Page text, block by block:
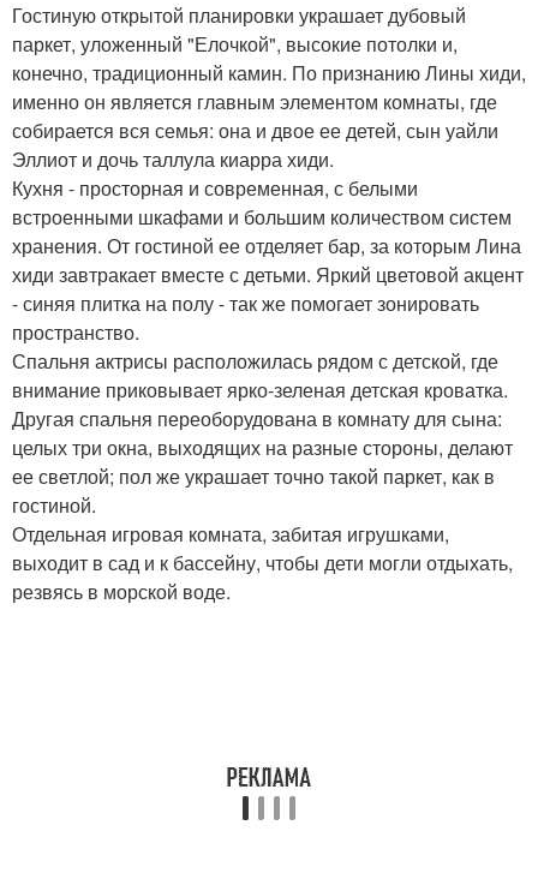
Гостиную открытой планировки украшает дубовый
паркет, уложенный "Елочкой", высокие потолки и,
конечно, традиционный камин. По признанию Лины хиди,
именно он является главным элементом комнаты, где
собирается вся семья: она и двое ее детей, сын уайли
Эллиот и дочь таллула киарра хиди.
Кухня - просторная и современная, с белыми
встроенными шкафами и большим количеством систем
хранения. От гостиной ее отделяет бар, за которым Лина
хиди завтракает вместе с детьми. Яркий цветовой акцент
- синяя плитка на полу - так же помогает зонировать
пространство.
Спальня актрисы расположилась рядом с детской, где
внимание приковывает ярко-зеленая детская кроватка.
Другая спальня переоборудована в комнату для сына:
целых три окна, выходящих на разные стороны, делают
ее светлой; пол же украшает точно такой паркет, как в
гостиной.
Отдельная игровая комната, забитая игрушками,
выходит в сад и к бассейну, чтобы дети могли отдыхать,
резвясь в морской воде.